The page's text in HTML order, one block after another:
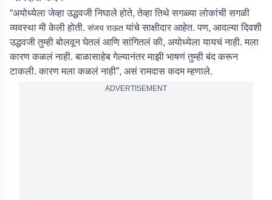
“अयोध्येला जेव्हा उद्धवजी निघाले होते, तेव्हा तिथे सगळ्या लोकांची सगळी
व्यवस्था मी केली होती. संजय राऊतयांचे साक्षीदार आहेत. पण, आदल्या दिवशी
उद्धवजी तुम्ही बोलवून घेतलं आणि सांगितलं की, अयोध्येला यायचं नाही. मला
कारण कळलं नाही. बाळासाहेब गेल्यानंतर माझी भाषणं तुम्ही बंद करून
टाकली. कारण मला कळलं नाही”, असं रामदास कदम म्हणाले.
ADVERTISEMENT